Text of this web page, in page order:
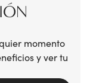
momento
y ver tu